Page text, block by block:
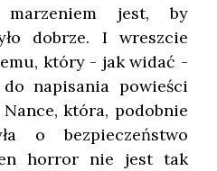
jest, by
dobrze. I wreszcie
który - jak widać -
napisania powieści
która, podobnie
o bezpieczeństwo
horror nie jest tak